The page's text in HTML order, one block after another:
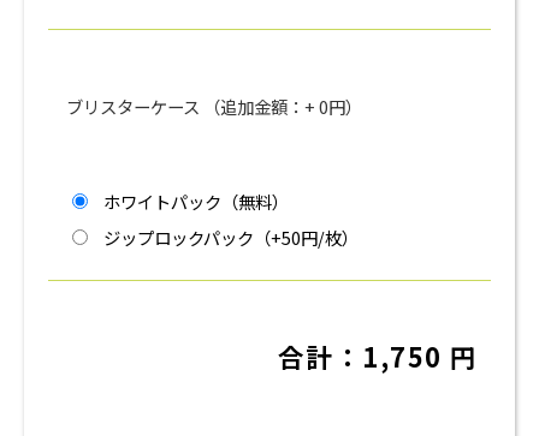
ブリスターケース （追加金額：+0円）
ホワイトパック（無料）
ジップロックパック（+50円/枚）
合計： 1,750 円